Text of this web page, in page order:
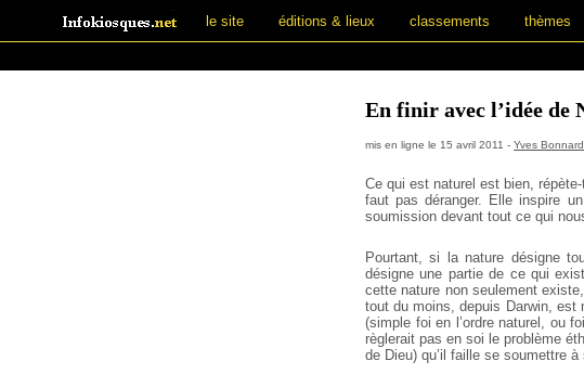
le site éditions & lieux classements thèmes
En finir avec l’idée de
mis en ligne le 15 avril 2011 - Yves
Ce qui est naturel est bien,
faut pas déranger. Elle inspire
soumission devant tout ce qui
Pourtant, si la nature désigne
désigne une partie de ce qui
cette nature non seulement
tout du moins, depuis Darwin, est
(simple foi en l’ordre naturel, ou
règlerait pas en soi le problème
de Dieu) qu’il faille se soumettre à